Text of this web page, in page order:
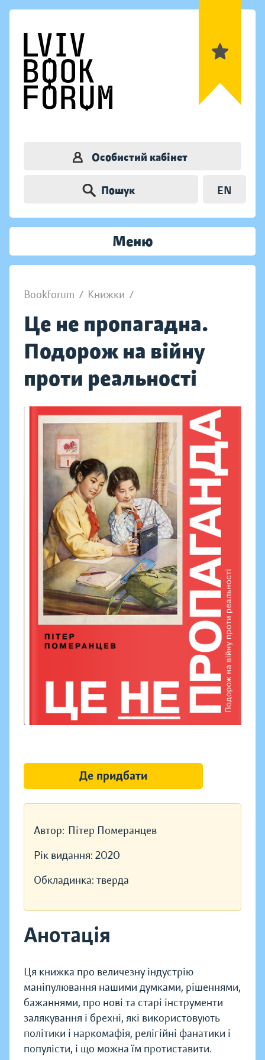
Особистий кабінет
Пошук EN
Меню
Bookforum / Книжки /
Це не пропагадна.
Подорож на війну
проти реальності
Автор: Пітер Померанцев
Рік видання: 2020
Обкладинка: тверда
Анотація
Ця книжка про величезну індустрію
маніпулювання нашими думками, рішеннями,
бажаннями, про нові та старі інструменти
залякування і брехні, які використовують
політики і наркомафія, релігійні фанатики і
популісти, і що можна їм протиставити.
Де придбати